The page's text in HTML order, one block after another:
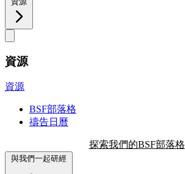
資源
資源
BSF部落格
禱告日曆
探索我們的BSF部落格
與我們一起研經